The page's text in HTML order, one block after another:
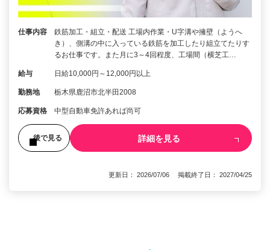
仕事内容
鉄筋加工・組立・配送 工場内作業・U字溝や擁壁（ようへ
き）、側溝の中に入っている鉄筋を加工したり組立てたりす
るお仕事です。また月に3～4回程度、工場間（横芝工…
給与 日給10,000円～12,000円以上
勤務地 栃木県鹿沼市北半田2008
応募資格 中型自動車免許あれば尚可
後で見る 詳細を見る
更新日： 2026/07/06 掲載終了日： 2027/04/25